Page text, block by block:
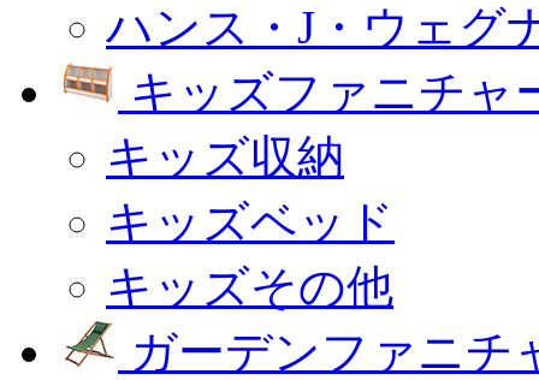
ハンス・J・ウェグ
キッズファニチャ
キッズ収納
キッズベッド
キッズその他
ガーデンファニチ